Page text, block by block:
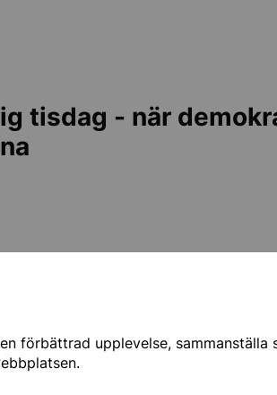
förbättrad upplevelse,
tisdag - när